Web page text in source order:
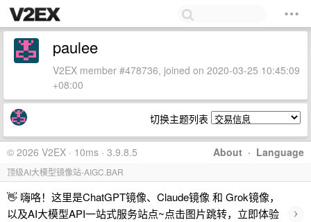
paulee
V2EX member #478736, joined on 2020-03-25 10:45:09
+08:00
切换主题列表
About · Language
© 2026 V2EX · 10ms · 3.9.8.5
顶级AI大模型镜像站-AIGC.BAR
👋 嗨咯！这里是ChatGPT镜像、Claude镜像 和 Grok镜像，
以及AI大模型API一站式服务站点~点击图片跳转，立即体验
›